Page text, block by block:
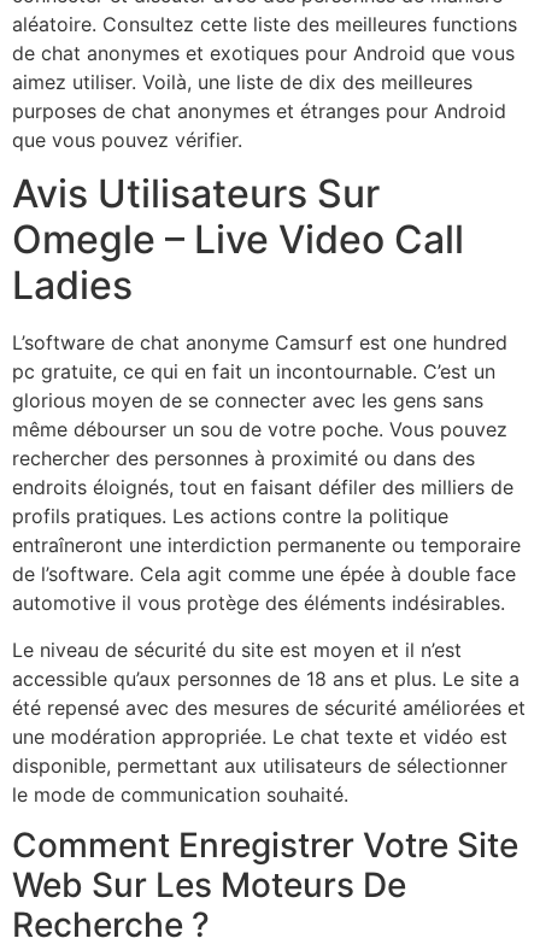
aléatoire. Consultez cette liste des meilleures functions
de chat anonymes et exotiques pour Android que vous
aimez utiliser. Voilà, une liste de dix des meilleures
purposes de chat anonymes et étranges pour Android
que vous pouvez vérifier.
Avis Utilisateurs Sur
Omegle – Live Video Call
Ladies
L’software de chat anonyme Camsurf est one hundred
pc gratuite, ce qui en fait un incontournable. C’est un
glorious moyen de se connecter avec les gens sans
même débourser un sou de votre poche. Vous pouvez
rechercher des personnes à proximité ou dans des
endroits éloignés, tout en faisant défiler des milliers de
profils pratiques. Les actions contre la politique
entraîneront une interdiction permanente ou temporaire
de l’software. Cela agit comme une épée à double face
automotive il vous protège des éléments indésirables.
Le niveau de sécurité du site est moyen et il n’est
accessible qu’aux personnes de 18 ans et plus. Le site a
été repensé avec des mesures de sécurité améliorées et
une modération appropriée. Le chat texte et vidéo est
disponible, permettant aux utilisateurs de sélectionner
le mode de communication souhaité.
Comment Enregistrer Votre Site
Web Sur Les Moteurs De
Recherche ?